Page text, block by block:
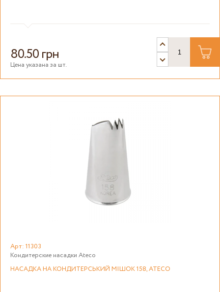
80.50 грн
Цена указана за шт.
Арт: 11303
Кондитерские насадки Ateco
НАСАДКА НА КОНДИТЕРСЬКИЙ МІШОК 158, ATECO